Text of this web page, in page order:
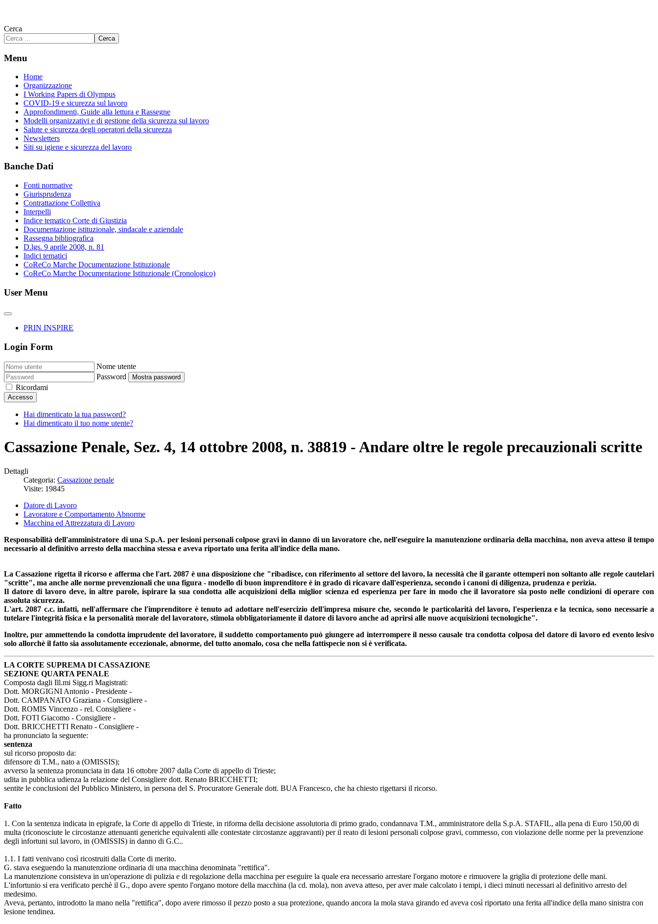
Cerca
Cerca
Menu
Home
Organizzazione
I Working Papers di Olympus
COVID-19 e sicurezza sul lavoro
Approfondimenti, Guide alla lettura e Rassegne
Modelli organizzativi e di gestione della sicurezza sul lavoro
Salute e sicurezza degli operatori della sicurezza
Newsletters
Siti su igiene e sicurezza del lavoro
Banche Dati
Fonti normative
Giurisprudenza
Contrattazione Collettiva
Interpelli
Indice tematico Corte di Giustizia
Documentazione istituzionale, sindacale e aziendale
Rassegna bibliografica
D.lgs. 9 aprile 2008, n. 81
Indici tematici
CoReCo Marche Documentazione Istituzionale
CoReCo Marche Documentazione Istituzionale (Cronologico)
User Menu
PRIN INSPIRE
Login Form
Nome utente
Password
Mostra password
Ricordami
Accesso
Hai dimenticato la tua password?
Hai dimenticato il tuo nome utente?
Cassazione Penale, Sez. 4, 14 ottobre 2008, n. 38819 - Andare oltre le regole precauzionali scritte
Dettagli
Categoria: Cassazione penale
Visite: 19845
Datore di Lavoro
Lavoratore e Comportamento Abnorme
Macchina ed Attrezzatura di Lavoro
Responsabilità dell'amministratore di una S.p.A. per lesioni personali colpose gravi in danno di un lavoratore che, nell'eseguire la manutenzione ordinaria della macchina, non aveva atteso il tempo
necessario al definitivo arresto della macchina stessa e aveva riportato una ferita all'indice della mano.
La Cassazione rigetta il ricorso e afferma che l'art. 2087 è una disposizione che "ribadisce, con riferimento al settore del lavoro, la necessità che il garante ottemperi non soltanto alle regole cautelari
"scritte", ma anche alle norme prevenzionali che una figura - modello di buon imprenditore è in grado di ricavare dall'esperienza, secondo i canoni di diligenza, prudenza e perizia.
Il datore di lavoro deve, in altre parole, ispirare la sua condotta alle acquisizioni della miglior scienza ed esperienza per fare in modo che il lavoratore sia posto nelle condizioni di operare con
assoluta sicurezza.
L'art. 2087 c.c. infatti, nell'affermare che l'imprenditore è tenuto ad adottare nell'esercizio dell'impresa misure che, secondo le particolarità del lavoro, l'esperienza e la tecnica, sono necessarie a
tutelare l'integrità fisica e la personalità morale del lavoratore, stimola obbligatoriamente il datore di lavoro anche ad aprirsi alle nuove acquisizioni tecnologiche".
Inoltre, pur ammettendo la condotta imprudente del lavoratore, il suddetto comportamento può giungere ad interrompere il nesso causale tra condotta colposa del datore di lavoro ed evento lesivo
solo allorchè il fatto sia assolutamente eccezionale, abnorme, del tutto anomalo, cosa che nella fattispecie non si è verificata.
LA CORTE SUPREMA DI CASSAZIONE
SEZIONE QUARTA PENALE
Composta dagli Ill.mi Sigg.ri Magistrati:
Dott. MORGIGNI Antonio - Presidente -
Dott. CAMPANATO Graziana - Consigliere -
Dott. ROMIS Vincenzo - rel. Consigliere -
Dott. FOTI Giacomo - Consigliere -
Dott. BRICCHETTI Renato - Consigliere -
ha pronunciato la seguente:
sentenza
sul ricorso proposto da:
difensore di T.M., nato a (OMISSIS);
avverso la sentenza pronunciata in data 16 ottobre 2007 dalla Corte di appello di Trieste;
udita in pubblica udienza la relazione del Consigliere dott. Renato BRICCHETTI;
sentite le conclusioni del Pubblico Ministero, in persona del S. Procuratore Generale dott. BUA Francesco, che ha chiesto rigettarsi il ricorso.
Fatto
1. Con la sentenza indicata in epigrafe, la Corte di appello di Trieste, in riforma della decisione assolutoria di primo grado, condannava T.M., amministratore della S.p.A. STAFIL, alla pena di Euro 150,00 di
multa (riconosciute le circostanze attenuanti generiche equivalenti alle contestate circostanze aggravanti) per il reato di lesioni personali colpose gravi, commesso, con violazione delle norme per la prevenzione
degli infortuni sul lavoro, in (OMISSIS) in danno di G.C..
1.1. I fatti venivano così ricostruiti dalla Corte di merito.
G. stava eseguendo la manutenzione ordinaria di una macchina denominata "rettifica".
La manutenzione consisteva in un'operazione di pulizia e di regolazione della macchina per eseguire la quale era necessario arrestare l'organo motore e rimuovere la griglia di protezione delle mani.
L'infortunio si era verificato perchè il G., dopo avere spento l'organo motore della macchina (la cd. mola), non aveva atteso, per aver male calcolato i tempi, i dieci minuti necessari al definitivo arresto del
medesimo.
Aveva, pertanto, introdotto la mano nella "rettifica", dopo avere rimosso il pezzo posto a sua protezione, quando ancora la mola stava girando ed aveva così riportato una ferita all'indice della mano sinistra con
lesione tendinea.